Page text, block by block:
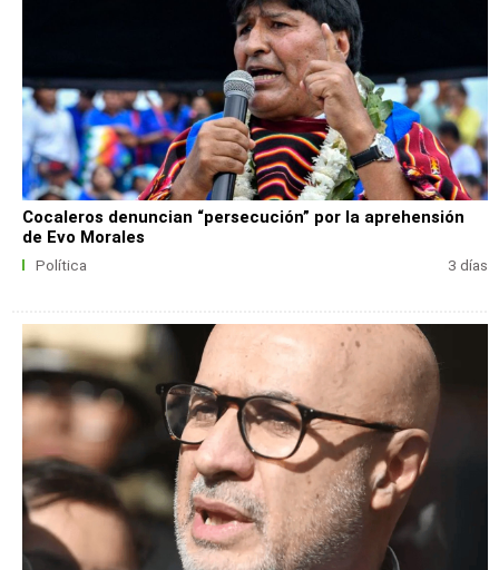
Cocaleros denuncian “persecución” por la aprehensión
de Evo Morales
Política 3 días